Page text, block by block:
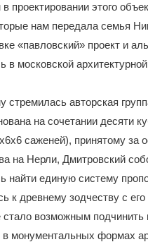
проектировании этого
нам передала семья
«павловский» проект и
в московской
авторская
на сочетании десяти
саженей), принятому за
на Нерли, Дмитровский
найти единую систему
к древнему зодчеству с
стало возможным
в монументальных формах